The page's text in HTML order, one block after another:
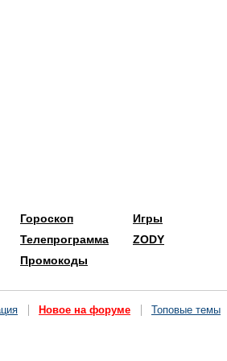
Гороскоп
Телепрограмма
Промокоды
Игры
ZODY
Новое на форуме Топовые темы